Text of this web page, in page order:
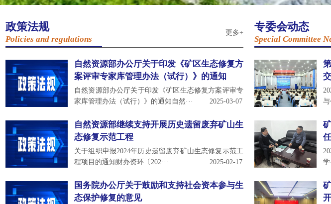
政策法规
Policies and regulations
更多+
自然资源部办公厅关于印发《矿区生态修复方
案评审专家库管理办法（试行）》的通知
自然资源部办公厅关于印发《矿区生态修复方案评审专
家库管理办法（试行）》的通知自然···
2025-03-07
自然资源部继续支持开展历史遗留废弃矿山生
态修复示范工程
关于组织申报2024年历史遗留废弃矿山生态修复示范工
程项目的通知财办资环〔202···
2025-02-17
国务院办公厅关于鼓励和支持社会资本参与生
态保护修复的意见
专委会动态
Special Committee
与
学
开